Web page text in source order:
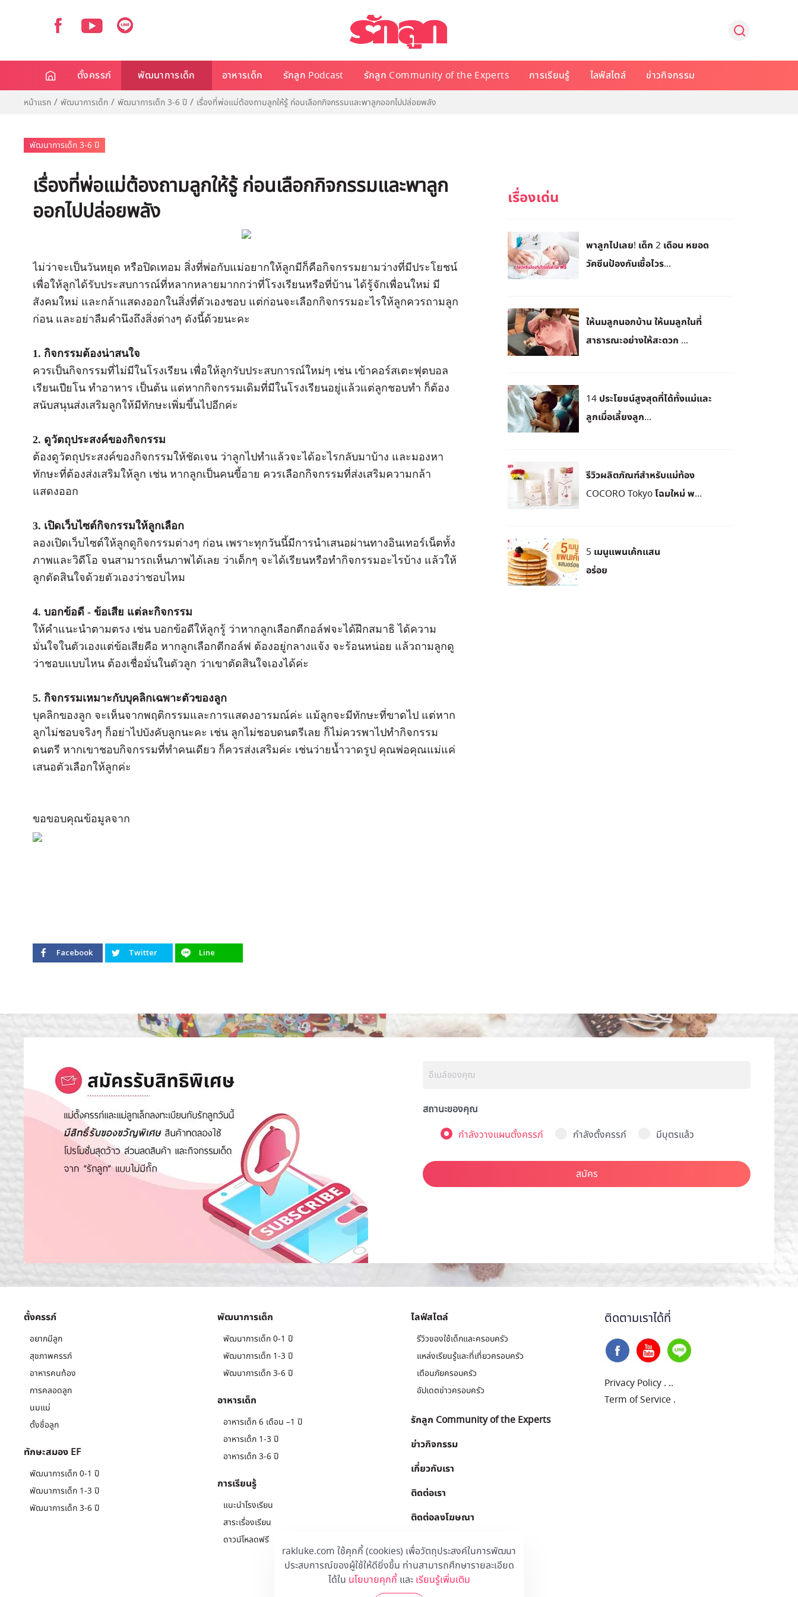
rakluke.com ใช้คุกกี้ (cookies) เพื่อวัตถุประสงค์ในการพัฒนา
ประสบการณ์ของผู้ใช้ให้ดียิ่งขึ้น ท่านสามารถศึกษารายละเอียด
ได้ใน นโยบายคุกกี้และ เรียนรู้เพิ่มเติม
ตั้งครรภ์ พัฒนาการเด็ก อาหารเด็ก รักลูก Podcast รักลูก Community of the Experts การเรียนรู้ ไลฟ์สไตล์ ข่าวกิจกรรม
หน้าแรก พัฒนาการเด็ก พัฒนาการเด็ก 3-6 ปี เรื่องที่พ่อแม่ต้องถามลูกให้รู้ ก่อนเลือกกิจกรรมและพาลูกออกไปปล่อยพลัง
พัฒนาการเด็ก 3-6 ปี
เรื่องที่พ่อแม่ต้องถามลูกให้รู้ ก่อนเลือกกิจกรรมและพาลูก
ออกไปปล่อยพลัง
ไม่ว่าจะเป็นวันหยุด หรือปิดเทอม สิ่งที่พ่อกับแม่อยากให้ลูกมีก็คือกิจกรรมยามว่างที่มีประโยชน์
เพื่อให้ลูกได้รับประสบการณ์ที่หลากหลายมากกว่าที่โรงเรียนหรือที่บ้าน ได้รู้จักเพื่อนใหม่ มี
สังคมใหม่ และกล้าแสดงออกในสิ่งที่ตัวเองชอบ แต่ก่อนจะเลือกกิจกรรมอะไรให้ลูกควรถามลูก
ก่อน และอย่าลืมคำนึงถึงสิ่งต่างๆ ดังนี้ด้วยนะคะ
1. กิจกรรมต้องน่าสนใจ
ควรเป็นกิจกรรมที่ไม่มีในโรงเรียน เพื่อให้ลูกรับประสบการณ์ใหม่ๆ เช่น เข้าคอร์สเตะฟุตบอล
เรียนเปียโน ทำอาหาร เป็นต้น แต่หากกิจกรรมเดิมที่มีในโรงเรียนอยู่แล้วแต่ลูกชอบทำ ก็ต้อง
สนับสนุนส่งเสริมลูกให้มีทักษะเพิ่มขึ้นไปอีกค่ะ
2. ดูวัตถุประสงค์ของกิจกรรม
ต้องดูวัตถุประสงค์ของกิจกรรมให้ชัดเจน ว่าลูกไปทำแล้วจะได้อะไรกลับมาบ้าง และมองหา
ทักษะที่ต้องส่งเสริมให้ลูก เช่น หากลูกเป็นคนขี้อาย ควรเลือกกิจกรรมที่ส่งเสริมความกล้า
แสดงออก
3. เปิดเว็บไซต์กิจกรรมให้ลูกเลือก
ลองเปิดเว็บไซต์ให้ลูกดูกิจกรรมต่างๆ ก่อน เพราะทุกวันนี้มีการนำเสนอผ่านทางอินเทอร์เน็ตทั้ง
ภาพและวิดีโอ จนสามารถเห็นภาพได้เลย ว่าเด็กๆ จะได้เรียนหรือทำกิจกรรมอะไรบ้าง แล้วให้
ลูกตัดสินใจด้วยตัวเองว่าชอบไหม
4. บอกข้อดี - ข้อเสีย แต่ละกิจกรรม
ให้คำแนะนำตามตรง เช่น บอกข้อดีให้ลูกรู้ ว่าหากลูกเลือกตีกอล์ฟจะได้ฝึกสมาธิ ได้ความ
มั่นใจในตัวเองแต่ข้อเสียคือ หากลูกเลือกตีกอล์ฟ ต้องอยู่กลางแจ้ง จะร้อนหน่อย แล้วถามลูกดู
ว่าชอบแบบไหน ต้องเชื่อมั่นในตัวลูก ว่าเขาตัดสินใจเองได้ค่ะ
5. กิจกรรมเหมาะกับบุคลิกเฉพาะตัวของลูก
บุคลิกของลูก จะเห็นจากพฤติกรรมและการแสดงอารมณ์ค่ะ แม้ลูกจะมีทักษะที่ขาดไป แต่หาก
ลูกไม่ชอบจริงๆ ก็อย่าไปบังคับลูกนะคะ เช่น ลูกไม่ชอบดนตรีเลย ก็ไม่ควรพาไปทำกิจกรรม
ดนตรี หากเขาชอบกิจกรรมที่ทำคนเดียว ก็ควรส่งเสริมค่ะ เช่นว่ายน้ำวาดรูป คุณพ่อคุณแม่แค่
เสนอตัวเลือกให้ลูกค่ะ
ขอขอบคุณข้อมูลจาก
Facebook Twitter Line
พาลูกไปเลย! เด็ก 2 เดือน หยอด
วัคซีนป้องกันเชื้อไวร...
ให้นมลูกนอกบ้าน ให้นมลูกในที่
สาธารณะอย่างให้สะดวก ...
14 ประโยชน์สูงสุดที่ได้ทั้งแม่และ
ลูกเมื่อเลี้ยงลูก...
รีวิวผลิตภัณฑ์สำหรับแม่ท้อง
COCORO Tokyo โฉมใหม่ พ...
5 เมนูแพนเค้กแสน
อร่อย
สถานะของคุณ
กำลังวางแผนตั้งครรภ์
กำลังตั้งครรภ์ มีบุตรแล้ว
สมัคร
ตั้งครรภ์
อยากมีลูก
สุขภาพครรภ์
อาหารคนท้อง
การคลอดลูก
นมแม่
ตั้งชื่อลูก
ทักษะสมอง EF
พัฒนาการเด็ก 0-1 ปี
พัฒนาการเด็ก 1-3 ปี
พัฒนาการเด็ก 3-6 ปี
พัฒนาการเด็ก
พัฒนาการเด็ก 0-1 ปี
พัฒนาการเด็ก 1-3 ปี
พัฒนาการเด็ก 3-6 ปี
อาหารเด็ก
อาหารเด็ก 6 เดือน –1 ปี
อาหารเด็ก 1-3 ปี
อาหารเด็ก 3-6 ปี
การเรียนรู้
แนะนำโรงเรียน
สาระเรื่องเรียน
ดาวน์โหลดฟรี
ไลฟ์สไตล์
รีวิวของใช้เด็กและครอบครัว
แหล่งเรียนรู้และที่เที่ยวครอบครัว
เตือนภัยครอบครัว
อัปเดตข่าวครอบครัว
รักลูก Community of the Experts
ข่าวกิจกรรม
เกี่ยวกับเรา
ติดต่อเรา
ติดต่อลงโฆษณา
ติดตามเราได้ที่
Privacy Policy . ..
Term of Service .